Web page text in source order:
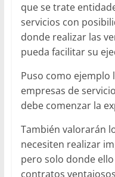
que se trate
servicios con
donde realizar las
pueda facilitar su
Puso como ejemplo
empresas de
debe comenzar la
También valorarán
necesiten realizar
pero solo donde
contratos